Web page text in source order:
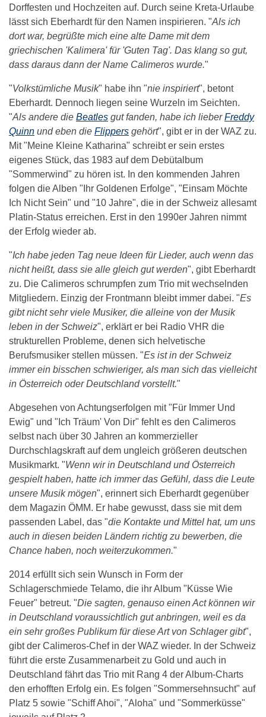
Dorffesten und Hochzeiten auf. Durch seine Kreta-Urlaube
lässt sich Eberhardt für den Namen inspirieren. "Als ich
dort war, begrüßte mich eine alte Dame mit dem
griechischen 'Kalimera' für 'Guten Tag'. Das klang so gut,
dass daraus dann der Name Calimeros wurde."
"Volkstümliche Musik" habe ihn "nie inspiriert", betont
Eberhardt. Dennoch liegen seine Wurzeln im Seichten.
"Als andere die Beatles gut fanden, habe ich lieberFreddy
Quinn und eben die Flippers gehört", gibt er in der WAZ zu.
Mit "Meine Kleine Katharina" schreibt er sein erstes
eigenes Stück, das 1983 auf dem Debütalbum
"Sommerwind" zu hören ist. In den kommenden Jahren
folgen die Alben "Ihr Goldenen Erfolge", "Einsam Möchte
Ich Nicht Sein" und "10 Jahre", die in der Schweiz allesamt
Platin-Status erreichen. Erst in den 1990er Jahren nimmt
der Erfolg wieder ab.
"Ich habe jeden Tag neue Ideen für Lieder, auch wenn das
nicht heißt, dass sie alle gleich gut werden", gibt Eberhardt
zu. Die Calimeros schrumpfen zum Trio mit wechselnden
Mitgliedern. Einzig der Frontmann bleibt immer dabei. "Es
gibt nicht sehr viele Musiker, die alleine von der Musik
leben in der Schweiz", erklärt er bei Radio VHR die
strukturellen Probleme, denen sich helvetische
Berufsmusiker stellen müssen. "Es ist in der Schweiz
immer ein bisschen schwieriger, als man sich das vielleicht
in Österreich oder Deutschland vorstellt."
Abgesehen von Achtungserfolgen mit "Für Immer Und
Ewig" und "Ich Träum' Von Dir" fehlt es den Calimeros
selbst nach über 30 Jahren an kommerzieller
Durchschlagskraft auf dem ungleich größeren deutschen
Musikmarkt. "Wenn wir in Deutschland und Österreich
gespielt haben, hatte ich immer das Gefühl, dass die Leute
unsere Musik mögen", erinnert sich Eberhardt gegenüber
dem Magazin ÖMM. Er habe gewusst, dass sie mit dem
passenden Label, das "die Kontakte und Mittel hat, um uns
auch in diesen beiden Ländern richtig zu bewerben, die
Chance haben, noch weiterzukommen."
2014 erfüllt sich sein Wunsch in Form der
Schlagerschmiede Telamo, die ihr Album "Küsse Wie
Feuer" betreut. "Die sagten, genauso einen Act können wir
in Deutschland voraussichtlich gut anbringen, weil es da
ein sehr großes Publikum für diese Art von Schlager gibt",
gibt der Calimeros-Chef in der WAZ wieder. In der Schweiz
führt die erste Zusammenarbeit zu Gold und auch in
Deutschland fährt das Trio mit Rang 4 der Album-Charts
den erhofften Erfolg ein. Es folgen "Sommersehnsucht" auf
Platz 5 sowie "Schiff Ahoi", "Aloha" und "Sommerküsse"